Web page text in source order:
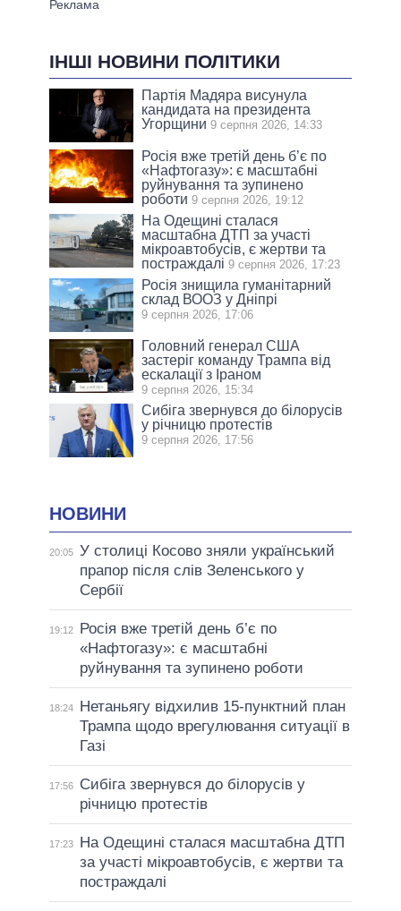
ІНШІ НОВИНИ ПОЛІТИКИ
Партія Мадяра висунула
кандидата на президента
Угорщини 9 серпня 2026, 14:33
Росія вже третій день б’є по
«Нафтогазу»: є масштабні
руйнування та зупинено
роботи 9 серпня 2026, 19:12
На Одещині сталася
масштабна ДТП за участі
мікроавтобусів, є жертви та
постраждалі 9 серпня 2026, 17:23
Росія знищила гуманітарний
склад ВООЗ у Дніпрі
9 серпня 2026, 17:06
Головний генерал США
застеріг команду Трампа від
ескалації з Іраном
9 серпня 2026, 15:34
Сибіга звернувся до білорусів
у річницю протестів
9 серпня 2026, 17:56
НОВИНИ
20:05 У столиці Косово зняли український
прапор після слів Зеленського у
Сербії
19:12
Росія вже третій день б’є по
«Нафтогазу»: є масштабні
руйнування та зупинено роботи
18:24
Нетаньягу відхилив 15-пунктний план
Трампа щодо врегулювання ситуації в
Газі
17:56
Сибіга звернувся до білорусів у
річницю протестів
17:23
На Одещині сталася масштабна ДТП
за участі мікроавтобусів, є жертви та
постраждалі